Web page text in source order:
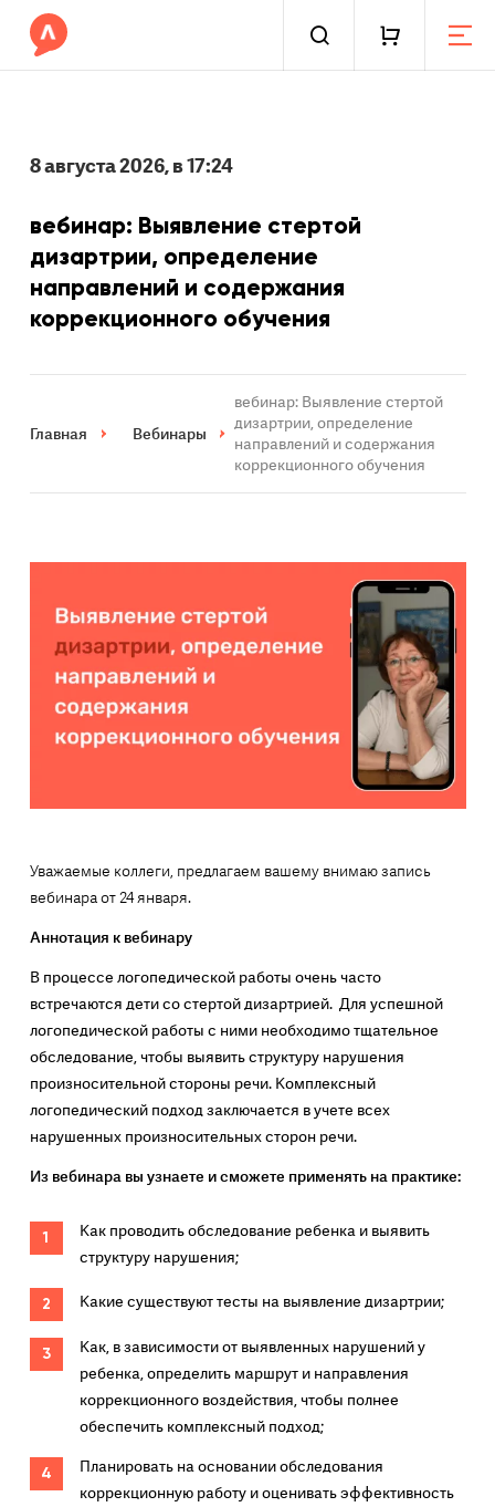
8 августа 2026, в 17:24
вебинар: Выявление стертой
дизартрии, определение
направлений и содержания
коррекционного обучения
Главная Вебинары
вебинар: Выявление стертой
дизартрии, определение
направлений и содержания
коррекционного обучения
Уважаемые коллеги, предлагаем вашему внимаю запись
вебинара от 24 января.
Аннотация к вебинару
В процессе логопедической работы очень часто
встречаются дети со стертой дизартрией. Для успешной
логопедической работы с ними необходимо тщательное
обследование, чтобы выявить структуру нарушения
произносительной стороны речи. Комплексный
логопедический подход заключается в учете всех
нарушенных произносительных сторон речи.
Из вебинара вы узнаете и сможете применять на практике:
Как проводить обследование ребенка и выявить
структуру нарушения;
Какие существуют тесты на выявление дизартрии;
Как, в зависимости от выявленных нарушений у
ребенка, определить маршрут и направления
коррекционного воздействия, чтобы полнее
обеспечить комплексный подход;
Планировать на основании обследования
коррекционную работу и оценивать эффективность